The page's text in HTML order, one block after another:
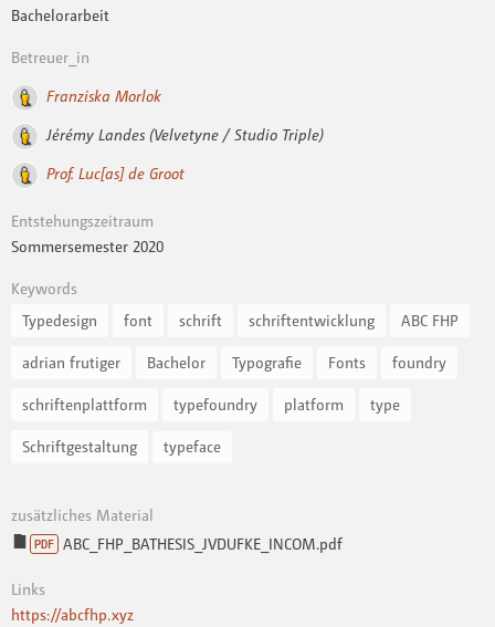
Bachelorarbeit
Betreuer_in
Franziska Morlok
Jérémy Landes (Velvetyne / Studio Triple)
Prof. Luc[as] de Groot
Entstehungszeitraum
Sommersemester 2020
Keywords
Typedesign
font schrift schriftentwicklung ABC FHP
adrian frutiger Bachelor Typografie Fonts foundry
schriftenplattform typefoundry platform type
Schriftgestaltung typeface
zusätzliches Material
PDF ABC_FHP_BATHESIS_JVDUFKE_INCOM.pdf
Links
https://abcfhp.xyz